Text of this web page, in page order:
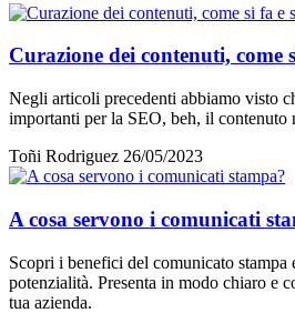
Curazione dei contenuti, come
Negli articoli precedenti abbiamo visto
importanti per la SEO, beh, il
Toñi Rodriguez 26/05/2023
A cosa servono i comunicati
Scopri i benefici del comunicato stampa
potenzialità. Presenta in modo chiaro e
tua azienda.